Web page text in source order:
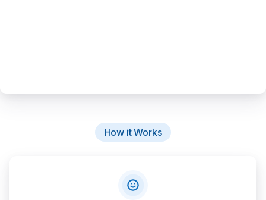
How it Works